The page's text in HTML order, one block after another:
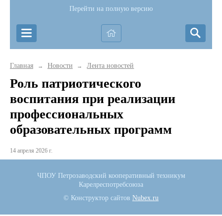
Перейти на полную версию
Главная → Новости → Лента новостей
Роль патриотического
воспитания при реализации
профессиональных
образовательных программ
14 апреля 2026 г.
ЧПОУ Петрозаводский кооперативный техникум
Карелреспотребсоюза
© Конструктор сайтов Nubex.ru